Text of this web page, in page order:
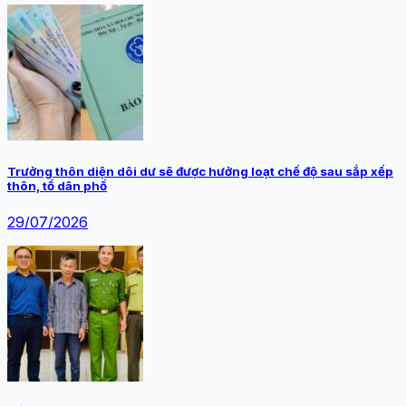
Trưởng thôn diện dôi dư sẽ được hưởng loạt chế độ sau sắp xếp
thôn, tổ dân phố
29/07/2026